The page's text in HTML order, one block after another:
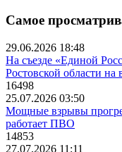
Самое
29.06.2026 18:48
На съезде «Единой
Ростовской области
16498
25.07.2026 03:50
Мощные взрывы
работает ПВО
14853
27.07.2026 11:11